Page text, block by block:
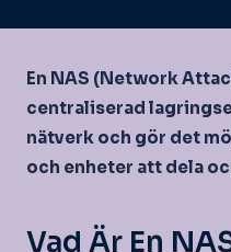
En NAS (Network
centraliserad
nätverk och gör det
och enheter att dela
Vad Är En